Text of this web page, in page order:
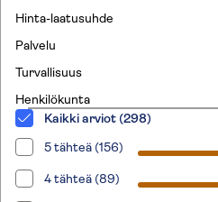
Hinta-laatusuhde
Palvelu
Turvallisuus
Henkilökunta
Kaikki arviot (298)
5 tähteä (156)
4 tähteä (89)